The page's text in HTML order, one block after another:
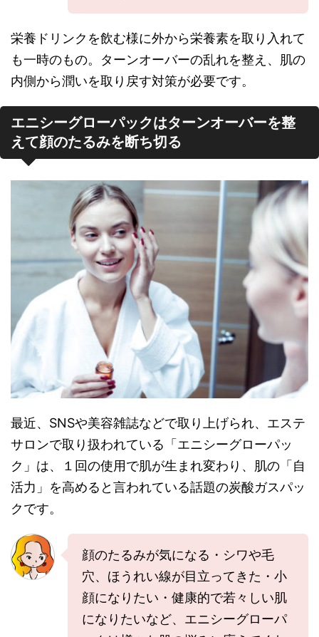
栄養ドリンクを飲む様に外から栄養素を取り入れて
も一時のもの。ターンオーバーの乱れを整え、肌の
内側から潤いを取り戻す対策が必要です。
エニシーグローパックはターンオーバーを整
えて顔のたるみを断ち切る
最近、SNSや美容雑誌などで取り上げられ、エステ
サロンで取り扱われている「エニシーグローパッ
ク」は、１回の使用で肌が生まれ変わり、肌の「自
活力」を高めると言われている話題の炭酸ガスパッ
クです。
顔のたるみが気になる・シワや毛
穴、ほうれい線が目立ってきた・小
顔になりたい・健康的で若々しい肌
になりたいなど、エニシーグローパ